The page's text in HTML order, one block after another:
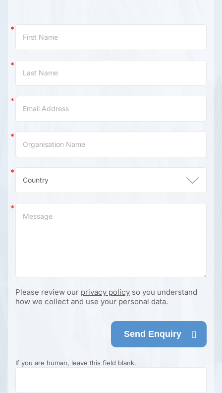
Us
(China)
Please review our privacy policyso you understand
how we collect and use your personal data.
Send Enquiry
If you are human, leave this field blank.